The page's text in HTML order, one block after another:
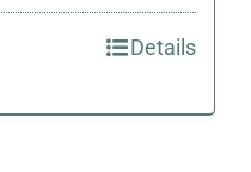
Details